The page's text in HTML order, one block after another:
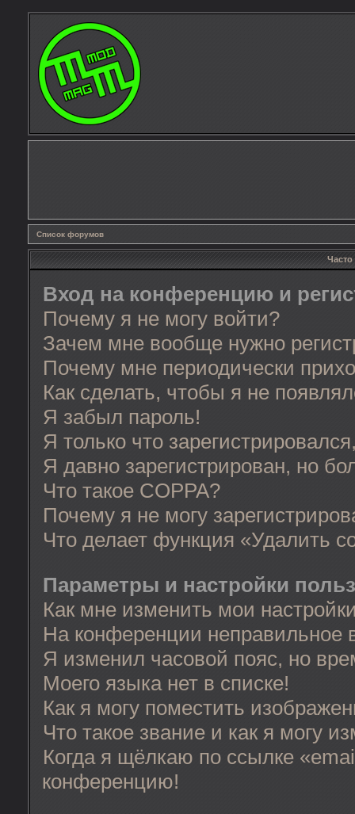
Список форумов
Вход на конференцию и
Почему я не могу войти?
Зачем мне вообще нужно
Почему мне периодически
Как сделать, чтобы я не
Я забыл пароль!
Я только что
Я давно зарегистрирован, но
Что такое COPPA?
Почему я не могу
Что делает функция «Удалить
Параметры и настройки
Как мне изменить мои
На конференции неправильное
Я изменил часовой пояс, но
Моего языка нет в списке!
Как я могу поместить
Что такое звание и как я могу
Когда я щёлкаю по ссылке
конференцию!